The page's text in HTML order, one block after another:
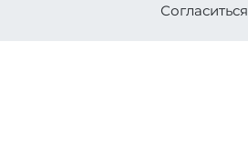
Стать партнеромСогласиться